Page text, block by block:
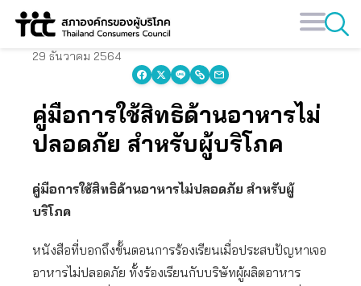
Skip
29 ธันวาคม 2564
คู่มือการใช้สิทธิด้านอาหารไม่
ปลอดภัย สำหรับผู้บริโภค
คู่มือการใช้สิทธิด้านอาหารไม่ปลอดภัย สำหรับผู้
บริโภค
หนังสือที่บอกถึงขั้นตอนการร้องเรียนเมื่อประสบปัญหาเจอ
อาหารไม่ปลอดภัย ทั้งร้องเรียนกับบริษัทผู้ผลิตอาหาร